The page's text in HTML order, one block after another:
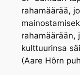
rahamäärää,
rahamäärään,
kulttuurinsa
(Aare Hõrn